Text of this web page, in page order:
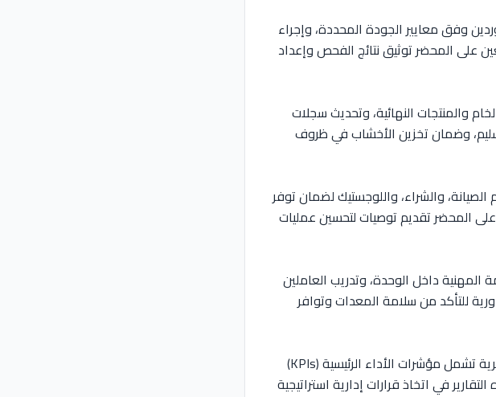
وفق معايير الجودة المحددة، وإجراء
على المحضر توثيق نتائج الفحص وإعداد
والمنتجات النهائية، وتحديث سجلات
وضمان تخزين الأخشاب في ظروف
والشراء، واللوجستيك لضمان توفر
المحضر تقديم توصيات لتحسين عمليات
المهنية داخل الوحدة، وتدريب العاملين
للتأكد من سلامة المعدات وتوافر
6. **إعداد التقارير الإدارية**: إعداد تقارير إنتاجية أسبوعية وشهرية تشمل مؤشرات الأداء الرئيسية (KPIs)
في اتخاذ قرارات إدارية استراتيجية